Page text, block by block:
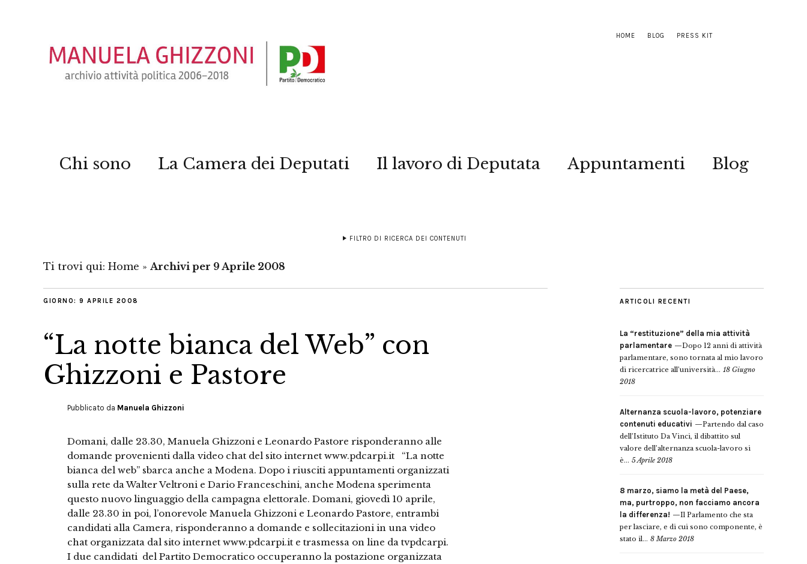
HOME BLOG PRESS KIT
Chi sono La Camera dei Deputati Il lavoro di Deputata Appuntamenti Blog
FILTRO DI RICERCA DEI CONTENUTI
Ti trovi qui: Home » Archivi per 9 Aprile 2008
GIORNO: 9 APRILE 2008
“La notte bianca del Web” con
Ghizzoni e Pastore
Pubblicato da Manuela Ghizzoni
Domani, dalle 23.30, Manuela Ghizzoni e Leonardo Pastore risponderanno alle
domande provenienti dalla video chat del sito internet www.pdcarpi.it “La notte
bianca del web” sbarca anche a Modena. Dopo i riusciti appuntamenti organizzati
sulla rete da Walter Veltroni e Dario Franceschini, anche Modena sperimenta
questo nuovo linguaggio della campagna elettorale. Domani, giovedì 10 aprile,
dalle 23.30 in poi, l’onorevole Manuela Ghizzoni e Leonardo Pastore, entrambi
candidati alla Camera, risponderanno a domande e sollecitazioni in una video
chat organizzata dal sito internet www.pdcarpi.it e trasmessa on line da tvpdcarpi.
I due candidati del Partito Democratico occuperanno la postazione organizzata
ARTICOLI RECENTI
La “restituzione” della mia attività
parlamentare
Dopo 12 anni di attività
parlamentare, sono tornata al mio lavoro
di ricercatrice all’università... 18 Giugno
2018
Alternanza scuola-lavoro, potenziare
contenuti educativi
Partendo dal caso
dell’Istituto Da Vinci, il dibattito sul
valore dell’alternanza scuola-lavoro si
è... 5 Aprile 2018
8 marzo, siamo la metà del Paese,
ma, purtroppo, non facciamo ancora
la differenza!
Il Parlamento che sta
per lasciare, e di cui sono componente, è
stato il... 8 Marzo 2018